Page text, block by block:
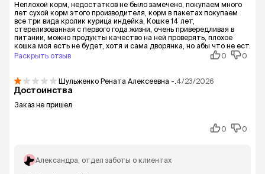
Неплохой корм, недостатков не было замечено, покупаем много
лет сухой корм этого производителя, корм в пакетах покупаем
все три вида кролик курица индейка, Кошке 14 лет,
стерелизованная с первого года жизни, очень привередливая в
питании, можно продукты качество на ней проверять, плохое
кошка моя есть не будет, хотя и сама дворянка, но абы что не ест.
Раскрыть отзыв
0 0
Шульженко Рената Алексеевна -. 4/23/2026
Достоинства
Заказ не пришел
0 0
Александра , отдел заботы о клиентах